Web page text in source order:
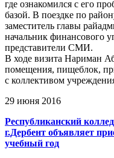
где ознакомился с его
базой. В поездке по
заместитель главы
начальник финансового
представители СМИ.
В ходе визита Нариман
помещения, пищеблок,
с коллективом
29 июня 2016
Республиканский
г.Дербент объявляет
учебный год